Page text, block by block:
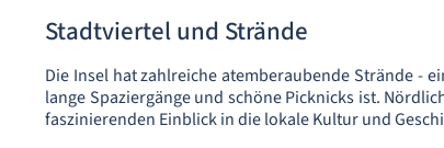
Stadtviertel und Strände
Die Insel hat zahlreiche atemberaubende Strände -
lange Spaziergänge und schöne Picknicks ist.
faszinierenden Einblick in die lokale Kultur und